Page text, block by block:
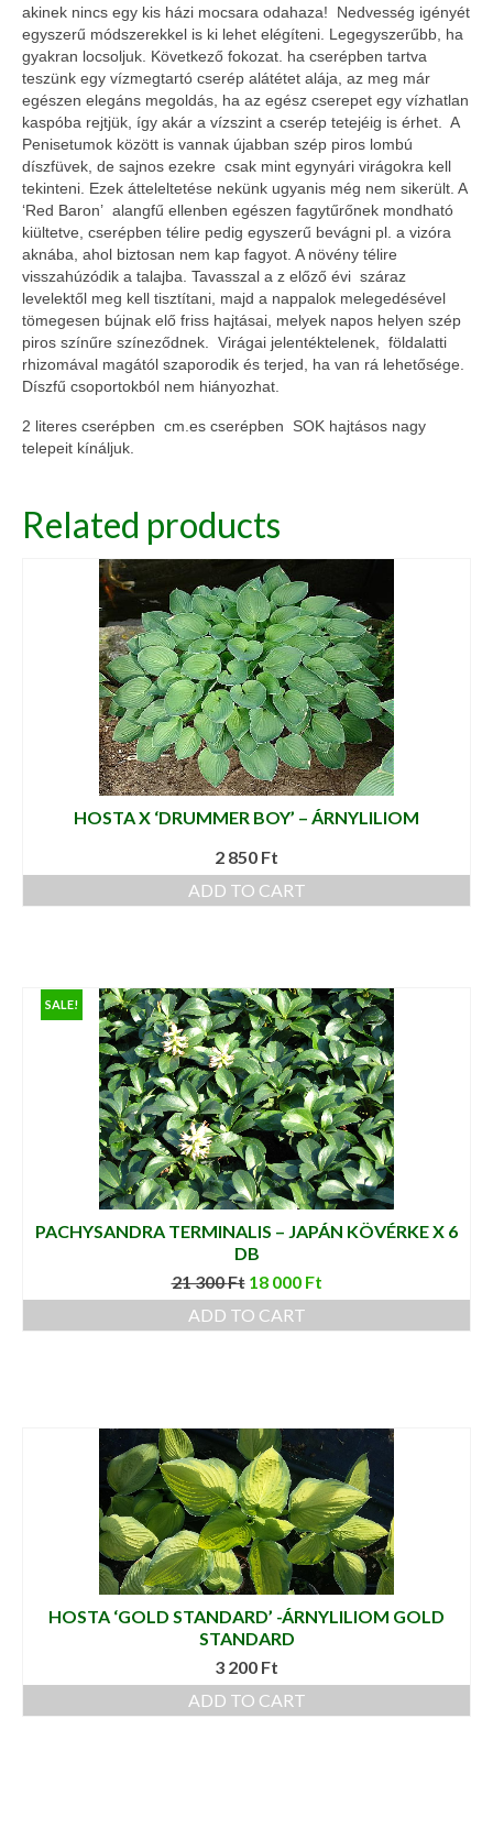
akinek nincs egy kis házi mocsara odahaza! Nedvesség igényét
egyszerű módszerekkel is ki lehet elégíteni. Legegyszerűbb, ha
gyakran locsoljuk. Következő fokozat. ha cserépben tartva
teszünk egy vízmegtartó cserép alátétet alája, az meg már
egészen elegáns megoldás, ha az egész cserepet egy vízhatlan
kaspóba rejtjük, így akár a vízszint a cserép tetejéig is érhet. A
Penisetumok között is vannak újabban szép piros lombú
díszfüvek, de sajnos ezekre csak mint egynyári virágokra kell
tekinteni. Ezek átteleltetése nekünk ugyanis még nem sikerült. A
‘Red Baron’ alangfű ellenben egészen fagytűrőnek mondható
kiültetve, cserépben télire pedig egyszerű bevágni pl. a vizóra
aknába, ahol biztosan nem kap fagyot. A növény télire
visszahúzódik a talajba. Tavasszal a z előző évi száraz
levelektől meg kell tisztítani, majd a nappalok melegedésével
tömegesen bújnak elő friss hajtásai, melyek napos helyen szép
piros színűre színeződnek. Virágai jelentéktelenek, földalatti
rhizomával magától szaporodik és terjed, ha van rá lehetősége.
Díszfű csoportokból nem hiányozhat.
2 literes cserépben cm.es cserépben SOK hajtásos nagy
telepeit kínáljuk.
Related products
HOSTA X ‘DRUMMER BOY’ – ÁRNYLILIOM
2 850 Ft
ADD TO CART
SALE!
PACHYSANDRA TERMINALIS – JAPÁN KÖVÉRKE X 6
DB
21 300Ft 18 000 Ft
ADD TO CART
HOSTA ‘GOLD STANDARD’ -ÁRNYLILIOM GOLD
STANDARD
3 200 Ft
ADD TO CART